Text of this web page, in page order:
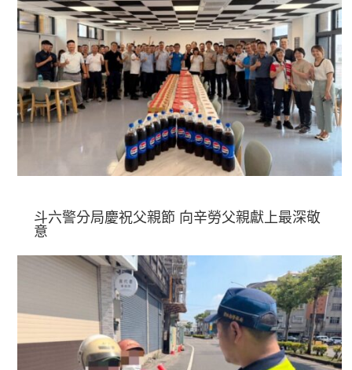
斗六警分局慶祝父親節 向辛勞父親獻上最深敬
意